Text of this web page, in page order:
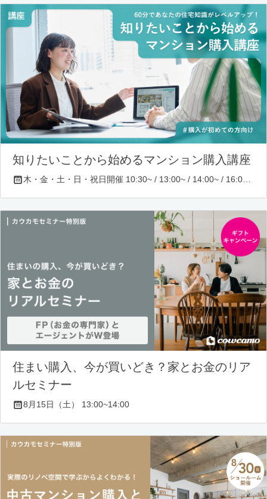
知りたいことから始めるマンション購入講座
木・金・土・日・祝日開催 10:30~ / 13:00~ / 14:00~ / 16:00~ / 17:00~/ 18:30~/ 19:30~
住まい購入、今が買いどき？家とお金のリア
ルセミナー
8月15日（土） 13:00~14:00